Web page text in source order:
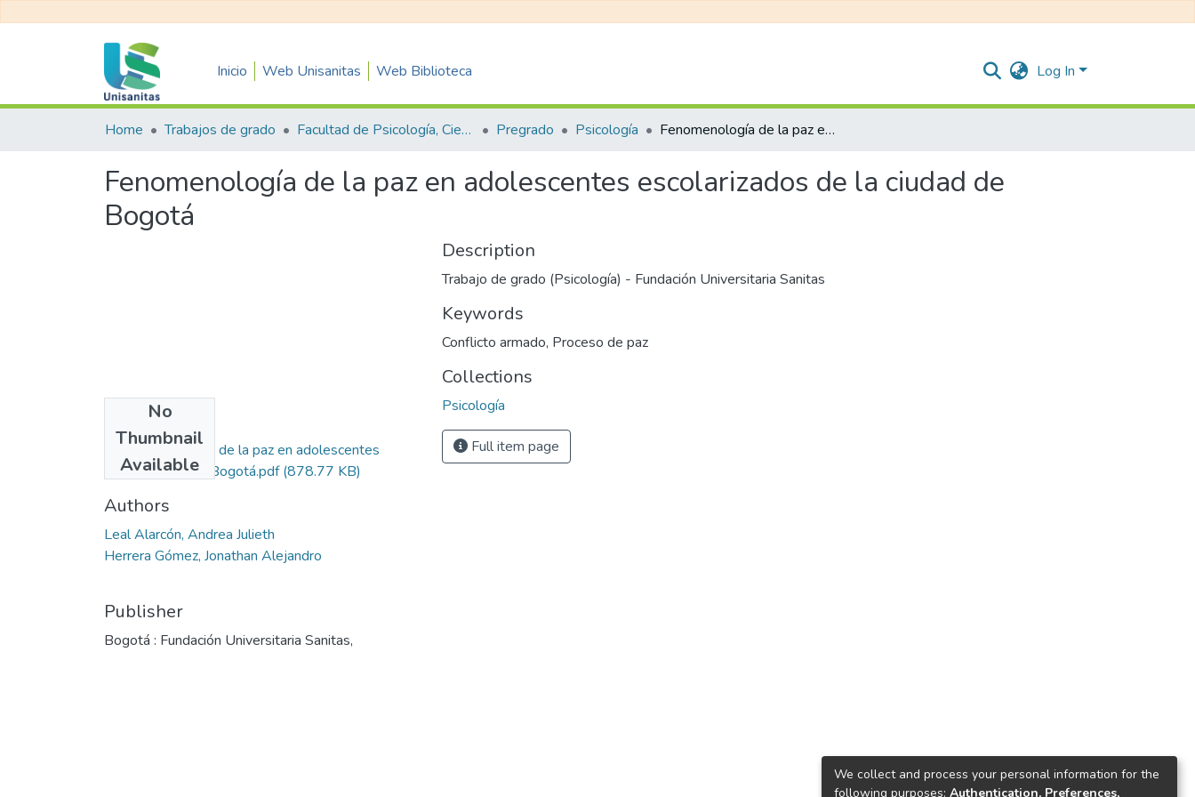
Inicio Web Unisanitas Web Biblioteca Log In
Home Trabajos de grado Facultad de Psicología, Ciencias Sociales y de la Educación Pregrado Psicología Fenomenología de la paz en adolescentes escolarizados de la ciudad de Bogotá
Fenomenología de la paz en adolescentes escolarizados de la ciudad de
Bogotá
No
Thumbnail
Available
Fenomenología de la paz en adolescentes
escolarizados en Bogotá.pdf(878.77 KB)
Authors
Leal Alarcón, Andrea Julieth
Herrera Gómez, Jonathan Alejandro
Publisher
Bogotá : Fundación Universitaria Sanitas,
Description
Trabajo de grado (Psicología) - Fundación Universitaria Sanitas
Keywords
Conflicto armado, Proceso de paz
Collections
Psicología
Full item page
We collect and process your personal information for the
following purposes: Authentication, Preferences,